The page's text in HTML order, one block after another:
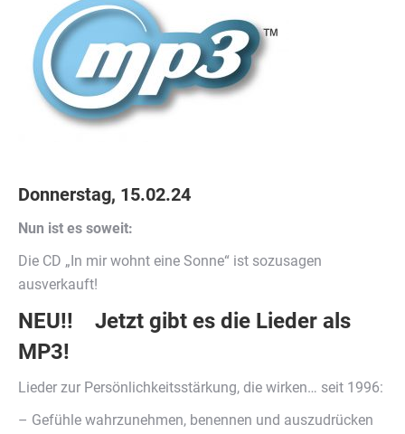
Donnerstag, 15.02.24
Nun ist es soweit:
Die CD „In mir wohnt eine Sonne“ ist sozusagen
ausverkauft!
NEU!! Jetzt gibt es die Lieder als
MP3!
Lieder zur Persönlichkeitsstärkung, die wirken… seit 1996:
– Gefühle wahrzunehmen, benennen und auszudrücken